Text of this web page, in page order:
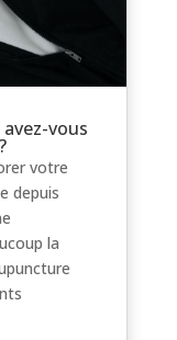
vous
votre
depuis
la